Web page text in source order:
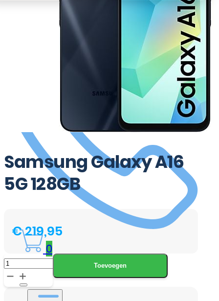
Plan reparatie
0
Samsung Galaxy A16
5G 128GB
€219,95
Samsung
Galaxy
Toevoegen